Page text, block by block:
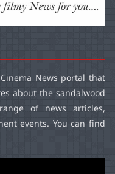
News portal that
about the sandalwood
of news articles,
events. You can find